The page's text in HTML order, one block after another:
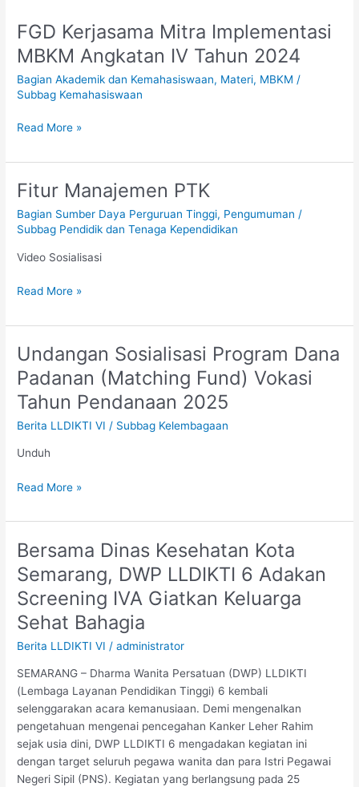
FGD Kerjasama Mitra Implementasi
MBKM Angkatan IV Tahun 2024
Bagian Akademik dan Kemahasiswaan, Materi, MBKM /
Subbag Kemahasiswaan
FGD
Kerjasama
Mitra
Implementasi
MBKM
IV
Read More »
Fitur Manajemen PTK
Bagian Sumber Daya Perguruan Tinggi, Pengumuman /
Subbag Pendidik dan Tenaga Kependidikan
Video Sosialisasi
Fitur
PTK
Read More »
Undangan Sosialisasi Program Dana
Padanan (Matching Fund) Vokasi
Tahun Pendanaan 2025
Berita LLDIKTI VI / Subbag Kelembagaan
Unduh
Undangan
Sosialisasi
Program
Dana
Padanan
Fund)
Tahun
Read More »
Bersama Dinas Kesehatan Kota
Semarang, DWP LLDIKTI 6 Adakan
Screening IVA Giatkan Keluarga
Sehat Bahagia
Berita LLDIKTI VI /administrator
SEMARANG – Dharma Wanita Persatuan (DWP) LLDIKTI
(Lembaga Layanan Pendidikan Tinggi) 6 kembali
selenggarakan acara kemanusiaan. Demi mengenalkan
pengetahuan mengenai pencegahan Kanker Leher Rahim
sejak usia dini, DWP LLDIKTI 6 mengadakan kegiatan ini
dengan target seluruh pegawa wanita dan para Istri Pegawai
Negeri Sipil (PNS). Kegiatan yang berlangsung pada 25
Bersama
Dinas
Kesehatan
Kota
Semarang,
LLDIKTI
6
Adakan
Screening
IVA Giatkan
Keluarga
Sehat
Bahagia